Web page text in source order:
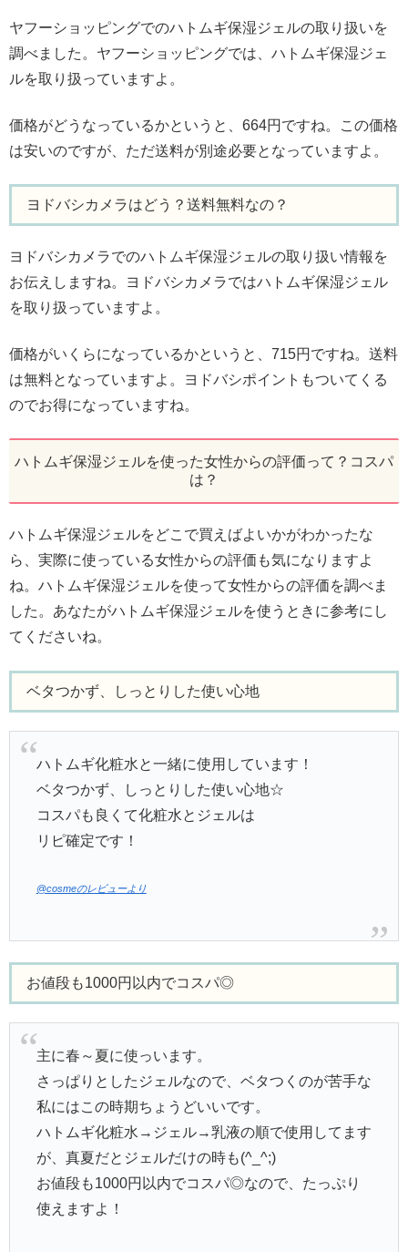
ヤフーショッピングでのハトムギ保湿ジェルの取り扱いを
調べました。ヤフーショッピングでは、ハトムギ保湿ジェ
ルを取り扱っていますよ。
価格がどうなっているかというと、664円ですね。この価格
は安いのですが、ただ送料が別途必要となっていますよ。
ヨドバシカメラはどう？送料無料なの？
ヨドバシカメラでのハトムギ保湿ジェルの取り扱い情報を
お伝えしますね。ヨドバシカメラではハトムギ保湿ジェル
を取り扱っていますよ。
価格がいくらになっているかというと、715円ですね。送料
は無料となっていますよ。ヨドバシポイントもついてくる
のでお得になっていますね。
ハトムギ保湿ジェルを使った女性からの評価って？コスパ
は？
ハトムギ保湿ジェルをどこで買えばよいかがわかったな
ら、実際に使っている女性からの評価も気になりますよ
ね。ハトムギ保湿ジェルを使って女性からの評価を調べま
した。あなたがハトムギ保湿ジェルを使うときに参考にし
てくださいね。
ベタつかず、しっとりした使い心地
ハトムギ化粧水と一緒に使用しています！
ベタつかず、しっとりした使い心地☆
コスパも良くて化粧水とジェルは
リピ確定です！
@cosmeのレビューより
お値段も1000円以内でコスパ◎
主に春～夏に使っいます。
さっぱりとしたジェルなので、ベタつくのが苦手な
私にはこの時期ちょうどいいです。
ハトムギ化粧水→ジェル→乳液の順で使用してます
が、真夏だとジェルだけの時も(^_^;)
お値段も1000円以内でコスパ◎なので、たっぷり
使えますよ！